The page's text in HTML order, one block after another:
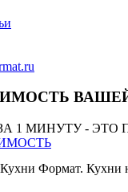
1 МИНУТУ - ЭТО
Кухни Формат. Кухни